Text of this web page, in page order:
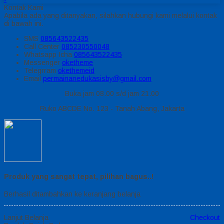
Kontak Kami
Apabila ada yang ditanyakan, silahkan hubungi kami melalui kontak
di bawah ini.
SMS 085643522435
Call Center 085230550048
Whatsapp Icha 085643522435
Messenger oketheme
Telegrram okethemeid
Email permainanedukasisby@gmail.com
Buka jam 08.00 s/d jam 21.00
Ruko ABCDE No. 123 - Tanah Abang, Jakarta
Produk yang sangat tepat, pilihan bagus..!
Berhasil ditambahkan ke keranjang belanja
Lanjut Belanja
Checkout